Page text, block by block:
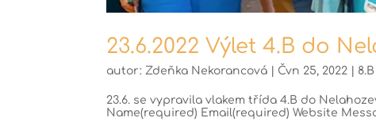
23.6.2022 Výlet 4.B do
autor: Zdeňka Nekorancová Čvn 25, 2022 8.B
23.6. se vypravila vlakem třída 4.B do
Name(required) Email(required) Website